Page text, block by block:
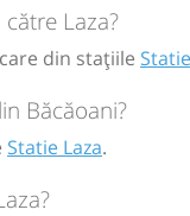
Laza?
din stațiile
Băcăoani?
Statie Laza.